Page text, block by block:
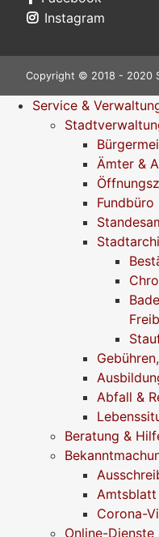
Instagram
Copyright © 2018 - 2020
Service &
Ämter &
Fundbüro
Abfall &
Beratung &
Amtsblatt
Corona-
Online-Dienste